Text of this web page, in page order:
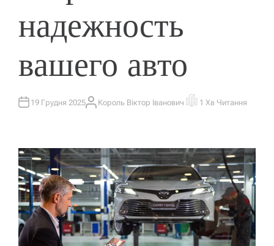
надежность
вашего авто
19 Грудня 2025А
Король Віктор Іванович О
О
В
Н
И
Й
Ч
А
С
Ч
И
Т
А
1 Хв Читання